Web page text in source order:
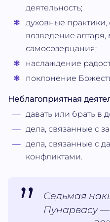
деятельность;
духовные
возведение
самосозерцания;
наслаждение
поклонение
Неблагоприятная
давать или брать в
дела, связанные с
дела, связанные с
конфликтами.
Седьмая
Пунарвасу